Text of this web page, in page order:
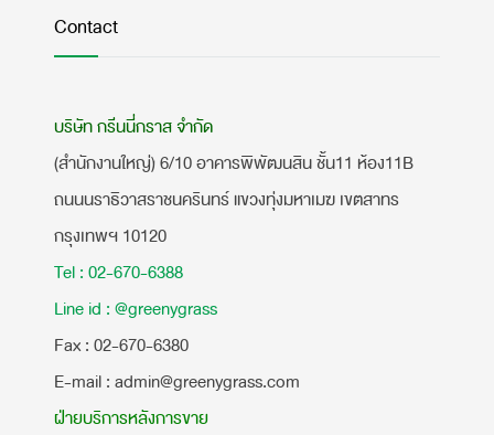
Contact
บริษัท กรีนนี่กราส จำกัด
(สำนักงานใหญ่) 6/10 อาคารพิพัฒนสิน ชั้น11 ห้อง11B
ถนนนราธิวาสราชนครินทร์ แขวงทุ่งมหาเมฆ เขตสาทร
กรุงเทพฯ 10120
Tel : 02-670-6388
Line id : @greenygrass
​Fax : 02-670-6380
E-mail : admin@greenygrass.com
ฝ่ายบริการหลังการขาย